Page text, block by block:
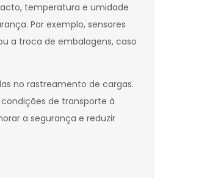
temperatura e umidade
Por exemplo, sensores
a troca de embalagens, caso
no rastreamento de cargas.
de transporte à
a segurança e reduzir